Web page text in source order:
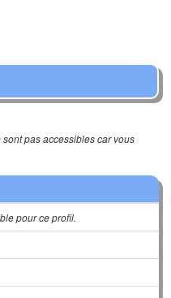
pas accessibles car vous
pour ce profil.